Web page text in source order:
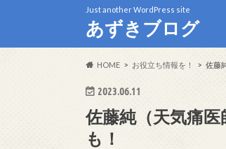
Just another WordPress site
あずきブログ
HOME お役立ち情報を！ 佐藤
2023.06.11
佐藤純（天気痛
も！